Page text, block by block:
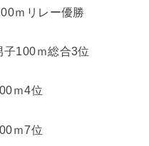
ｍリレー優勝
子100ｍ総合3位
ｍ4位
ｍ7位